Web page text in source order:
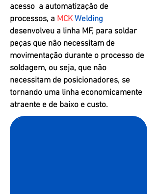
acesso a automatização de
processos, a MCKWelding
desenvolveu a linha MF, para soldar
peças que não necessitam de
movimentação durante o processo de
soldagem, ou seja, que não
necessitam de posicionadores, se
tornando uma linha economicamente
atraente e de baixo e custo.